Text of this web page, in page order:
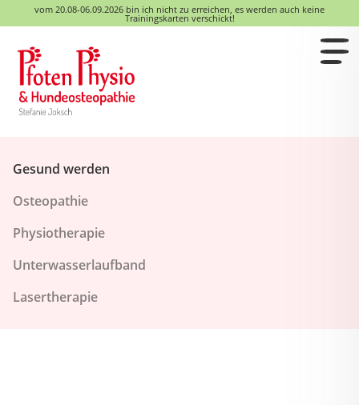
vom 20.08-06.09.2026 bin ich nicht zu erreichen, es werden auch keine
Trainingskarten verschickt!
Gesund werden
Osteopathie
Physiotherapie
Unterwasserlaufband
Lasertherapie